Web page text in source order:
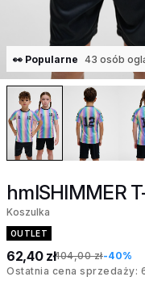
👀 Popularne 43 osób
hmlSHIMMER
Koszulka
OUTLET
62,40 zł104,00 zł-40%
Ostatnia cena sprzedaży: